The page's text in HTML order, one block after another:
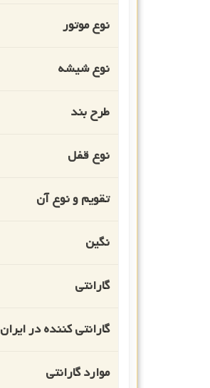
نوع موتور
نوع شیشه
طرح بند
نوع قفل
تقویم و نوع آن
نگین
گارانتی
گارانتی کننده در ایران
موارد گارانتی